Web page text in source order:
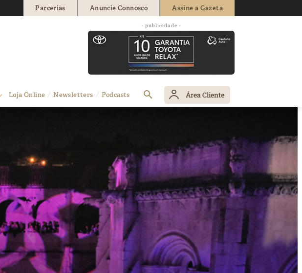
Parcerias Anuncie Connosco Assine a Gazeta
- publicidade -
Loja Online Newsletters Podcasts Área Cliente